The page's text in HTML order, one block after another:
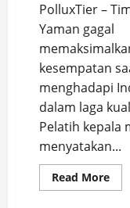
PolluxTier –
Yaman gagal
kesempatan
menghadapi
dalam laga
Pelatih kepala
menyatakan...
Read MoreRead
more